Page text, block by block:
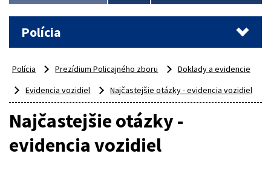
Polícia
Polícia Prezídium Policajného zboru
Doklady a evidencie
Evidencia vozidiel
Najčastejšie otázky - evidencia vozidiel
Najčastejšie otázky -
evidencia vozidiel